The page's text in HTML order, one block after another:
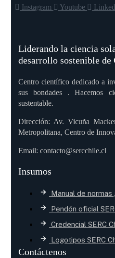
Instagram Youtube
Liderando la ciencia
desarrollo sostenible de
Centro científico dedicado a
sus bondades . Hacemos
sustentable.
Dirección: Av. Vicuña
Metropolitana, Centro de
Email: contacto@sercchile.cl
Insumos
Manual de normas
Pendón oficial
Credencial SERC
Logotipos SERC
Contáctenos